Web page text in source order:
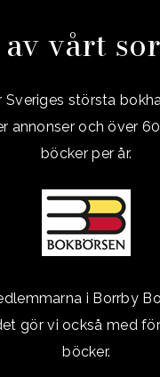
vårt
Sveriges största
annonser och över
böcker per år.
i Borrby
gör vi också med
böcker.